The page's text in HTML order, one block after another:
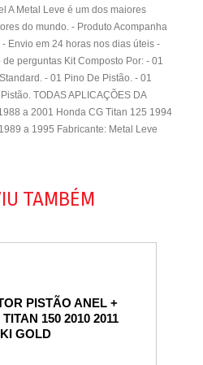
A Metal Leve é um dos maiores
do mundo. - Produto Acompanha
Envio em 24 horas nos dias úteis -
perguntas Kit Composto Por: - 01
- 01 Pino De Pistão. - 01
TODAS APLICAÇÕES DA
a 2001 Honda CG Titan 125 1994
a 1995 Fabricante: Metal Leve
TAMBÉM
PISTÃO ANEL +
150 2010 2011
GOLD